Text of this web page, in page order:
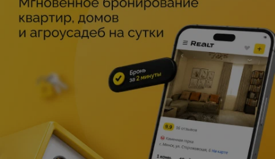
Ваш персональный доступ к одному из экспонатов на
выставке. Выберите автомобиль или мотоцикл, который
привлек ваше внимание больше всего, и наши
специалисты выкатят его за пределы ограждений, чтобы
вы могли рассмотреть его во всех деталях.
Автоэпоха — это больше, чем выставка. Здесь оживает
Время работы:
ср-вс — 11:00-18:00 (в будние дни —
по предварительному звонку), пн-вт — выходной